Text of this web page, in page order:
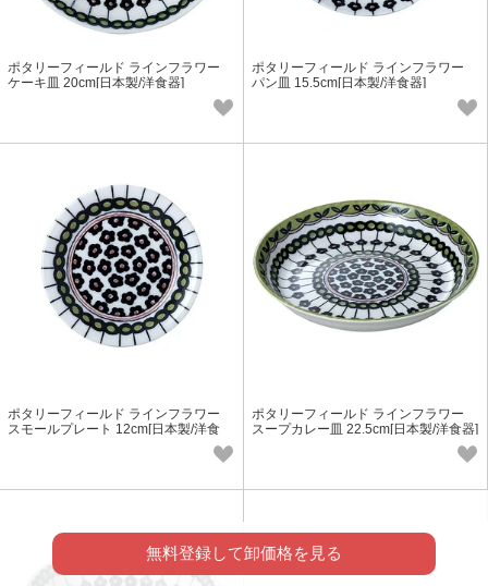
ポタリーフィールド ラインフラワー
ケーキ皿 20cm[日本製/洋食器]
ポタリーフィールド ラインフラワー
パン皿 15.5cm[日本製/洋食器]
ポタリーフィールド ラインフラワー
スモールプレート 12cm[日本製/洋食
ポタリーフィールド ラインフラワー
スープカレー皿 22.5cm[日本製/洋食器]
無料登録して卸価格を見る